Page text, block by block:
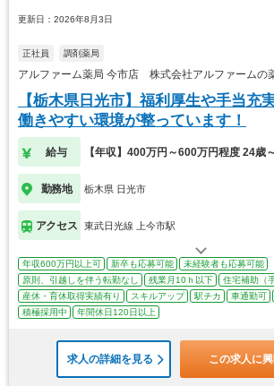
更新日：2026年8月3日
正社員 調剤薬局
アルファーム薬局 今市店 株式会社アルファームの
【栃木県日光市】福利厚生や手当充
働きやすい環境が整っています！
給与 【年収】400万円～600万円程度 24歳
勤務地 栃木県 日光市
アクセス 東武日光線 上今市駅
年収600万円以上可 新卒も応募可能
未経験者も応募可能
原則、引越しを伴う転勤なし
残業月10ｈ以下
住宅補助（
産休・育休取得実績有り
スキルアップ 駅チカ 車通勤可
積極採用中
年間休日120日以上
求人の詳細を見る この求人に